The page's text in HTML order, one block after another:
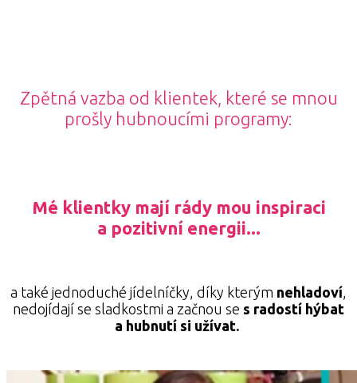
Zpětná vazba od klientek, které se mnou
prošly hubnoucími programy:
Mé klientky mají rády mou inspiraci
a pozitivní energii...
a také jednoduché jídelníčky, díky kterým nehladoví
nedojídají se sladkostmi a začnou se s radostí hýbat
a hubnutí si užívat.